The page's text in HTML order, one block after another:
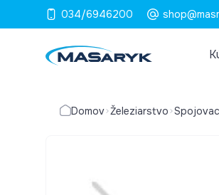
034/6946200
Domov Železiarstvo